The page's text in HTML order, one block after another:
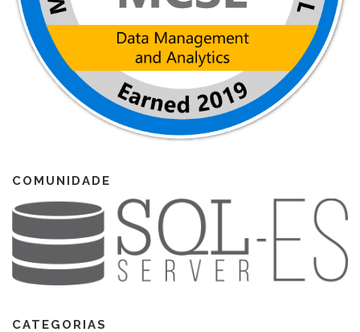
COMUNIDADE
CATEGORIAS